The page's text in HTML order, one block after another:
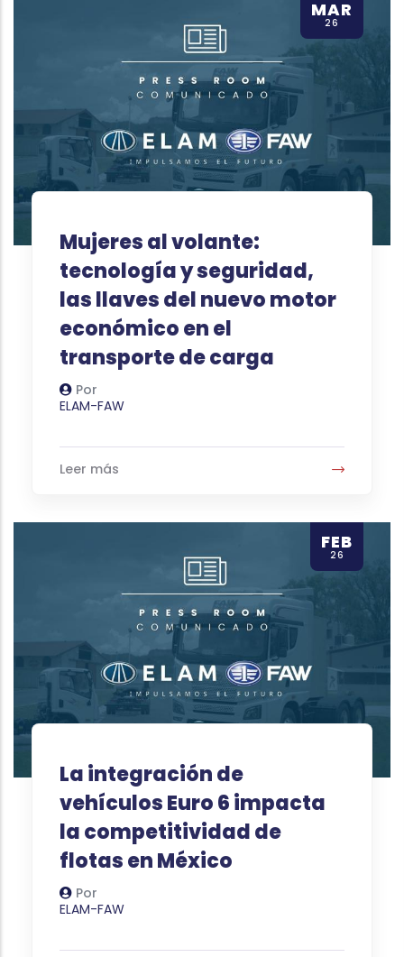
MAR
26
Mujeres al volante:
tecnología y seguridad,
las llaves del nuevo motor
económico en el
transporte de carga
Por
Autor
ELAM-FAW
Leer más
FEB
26
La integración de
vehículos Euro 6 impacta
la competitividad de
flotas en México
Por
Autor
ELAM-FAW